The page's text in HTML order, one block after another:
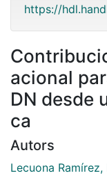
https://
acional
DN desde
ca
Autors
Lecuona